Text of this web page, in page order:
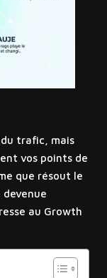
trafic, mais
vos points de
que résout le
au Growth